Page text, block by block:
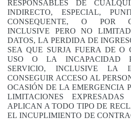
RESPONSABLES DE
INDIRECTO, ESPECIAL,
CONSEQUENTE, O POR
INCLUSIVE PERO NO
DATOS, LA PERDIDA DE
SEA QUE SURJA FUERA DE O
USO O LA INCAPACIDAD
SERVICIO, INCLUSIVE LA
CONSEGUIR ACCESO AL
OCASIÓN DE LA EMERGENCIA
LIMITACIONES
APLICAN A TODO TIPO DE
EL INCUPLIMIENTO DE